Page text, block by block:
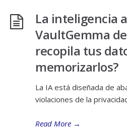
La inteligencia
VaultGemma
recopila tus
memorizarlos?
La IA está diseñada de
violaciones de la
Read More →